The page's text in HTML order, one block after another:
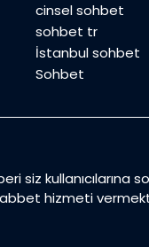
cinsel sohbet
sohbet tr
İstanbul sohbet
Sohbet
siz
hizmeti